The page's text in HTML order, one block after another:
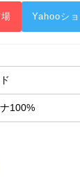
Yahooシ
100%